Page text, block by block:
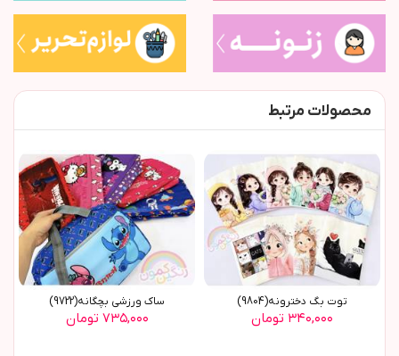
محصولات مرتبط
توت بگ دخترونه(9804)
۳۴۰,۰۰۰ تومان
ساک ورزشی بچگانه(9722)
۷۳۵,۰۰۰ تومان